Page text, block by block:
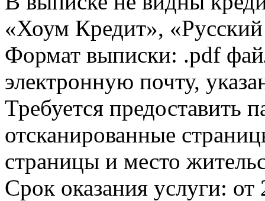
«Хоум Кредит»,
Формат выписки: .pdf
электронную почту,
Требуется предоставить
отсканированные
страницы и место
Срок оказания услуги: от